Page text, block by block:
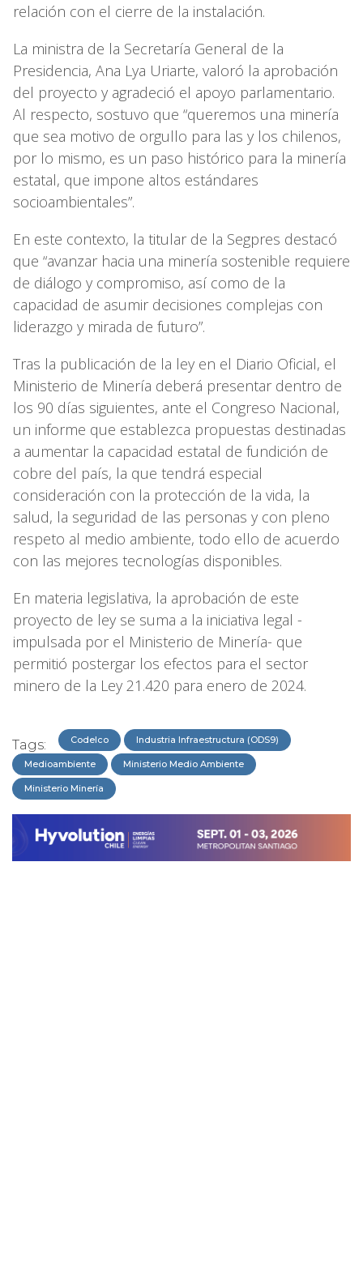
relación con el cierre de la instalación.
La ministra de la Secretaría General de la
Presidencia, Ana Lya Uriarte, valoró la aprobación
del proyecto y agradeció el apoyo parlamentario.
Al respecto, sostuvo que “queremos una minería
que sea motivo de orgullo para las y los chilenos,
por lo mismo, es un paso histórico para la minería
estatal, que impone altos estándares
socioambientales”.
En este contexto, la titular de la Segpres destacó
que “avanzar hacia una minería sostenible requiere
de diálogo y compromiso, así como de la
capacidad de asumir decisiones complejas con
liderazgo y mirada de futuro”.
Tras la publicación de la ley en el Diario Oficial, el
Ministerio de Minería deberá presentar dentro de
los 90 días siguientes, ante el Congreso Nacional,
un informe que establezca propuestas destinadas
a aumentar la capacidad estatal de fundición de
cobre del país, la que tendrá especial
consideración con la protección de la vida, la
salud, la seguridad de las personas y con pleno
respeto al medio ambiente, todo ello de acuerdo
con las mejores tecnologías disponibles.
En materia legislativa, la aprobación de este
proyecto de ley se suma a la iniciativa legal -
impulsada por el Ministerio de Minería- que
permitió postergar los efectos para el sector
minero de la Ley 21.420 para enero de 2024.
Tags: Codelco Industria Infraestructura (ODS9)
Medioambiente Ministerio Medio Ambiente
Ministerio Minería